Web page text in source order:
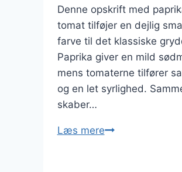
Denne opskrift med
tomat tilføjer en dejlig
farve til det klassiske
Paprika giver en mild
mens tomaterne tilfører
og en let syrlighed.
skaber…
Læs mereGrydebrød